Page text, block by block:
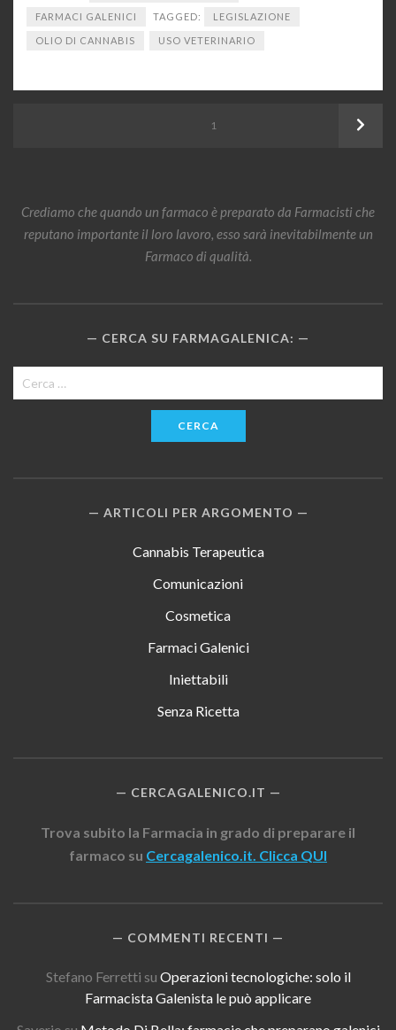
FARMACI GALENICI TAGGED: LEGISLAZIONE
OLIO DI CANNABIS USO VETERINARIO
1 Next
Crediamo che quando un farmaco è preparato da Farmacisti che
reputano importante il loro lavoro, esso sarà inevitabilmente un
Farmaco di qualità.
CERCA SU FARMAGALENICA:
Ricerca
per:
ARTICOLI PER ARGOMENTO
Cannabis Terapeutica
Comunicazioni
Cosmetica
Farmaci Galenici
Iniettabili
Senza Ricetta
CERCAGALENICO.IT
Trova subito la Farmacia in grado di preparare il
farmaco su Cercagalenico.it. Clicca QUI
COMMENTI RECENTI
Stefano Ferretti su Operazioni tecnologiche: solo il
Farmacista Galenista le può applicare